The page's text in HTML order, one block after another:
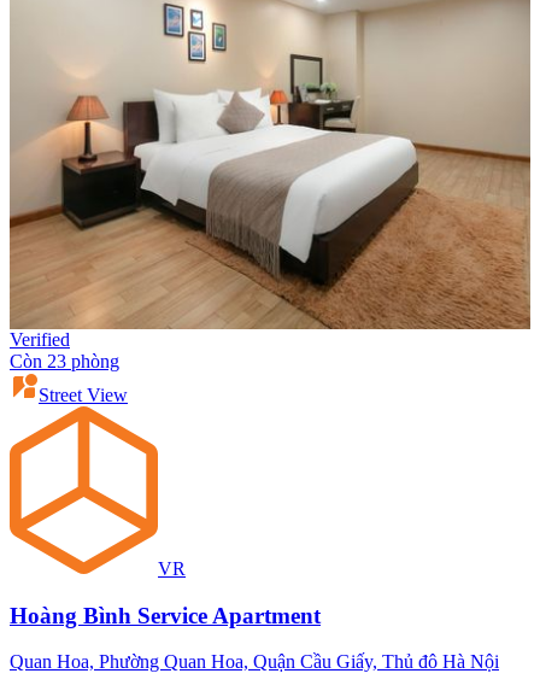
Verified
Còn 23 phòng
Street View
VR
Hoàng Bình Service Apartment
Quan Hoa, Phường Quan Hoa, Quận Cầu Giấy, Thủ đô Hà Nội